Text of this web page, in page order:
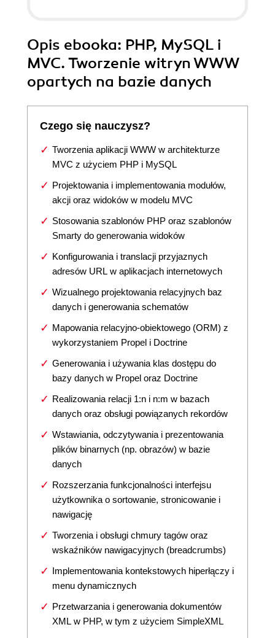
Opis ebooka: PHP, MySQL i
MVC. Tworzenie witryn WWW
opartych na bazie danych
Czego się nauczysz?
Tworzenia aplikacji WWW w architekturze
MVC z użyciem PHP i MySQL
Projektowania i implementowania modułów,
akcji oraz widoków w modelu MVC
Stosowania szablonów PHP oraz szablonów
Smarty do generowania widoków
Konfigurowania i translacji przyjaznych
adresów URL w aplikacjach internetowych
Wizualnego projektowania relacyjnych baz
danych i generowania schematów
Mapowania relacyjno-obiektowego (ORM) z
wykorzystaniem Propel i Doctrine
Generowania i używania klas dostępu do
bazy danych w Propel oraz Doctrine
Realizowania relacji 1:n i n:m w bazach
danych oraz obsługi powiązanych rekordów
Wstawiania, odczytywania i prezentowania
plików binarnych (np. obrazów) w bazie
danych
Rozszerzania funkcjonalności interfejsu
użytkownika o sortowanie, stronicowanie i
nawigację
Tworzenia i obsługi chmury tagów oraz
wskaźników nawigacyjnych (breadcrumbs)
Implementowania kontekstowych hiperłączy i
menu dynamicznych
Przetwarzania i generowania dokumentów
XML w PHP, w tym z użyciem SimpleXML